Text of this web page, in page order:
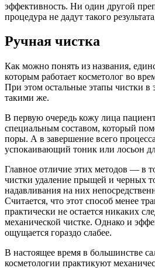
эффективность. Ни один другой
процедура не дадут такого
Ручная чистка
Как можно понять из названия,
которым работает косметолог во
При этом остальные этапы чистки в
такими же.
В первую очередь кожу лица
специальным составом, который
поры. А в завершение всего
успокаивающий тоник или лосьон
Главное отличие этих методов — в
чистки удаление прыщей и черных
надавливания на них
Считается, что этот способ менее
практически не остается никаких
механической чистке. Однако и
ощущается гораздо слабее.
В настоящее время в большинстве
косметологии практикуют